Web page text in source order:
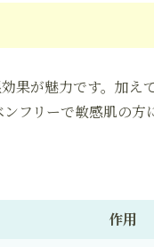
が魅力です。加え
フリーで敏感肌の方
作用